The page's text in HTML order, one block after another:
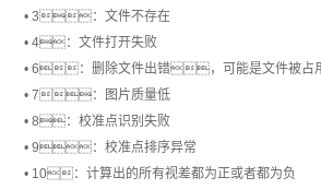
• 3：文件不存在
• 4：文件打开失败
• 6：删除文件出错，可能是文件被占
• 7：图片质量低
• 8：校准点识别失败
• 9：校准点排序异常
• 10：计算出的所有视差都为正或者都为负